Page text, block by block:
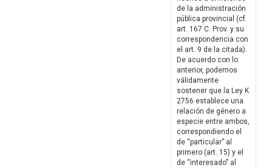
de la administración
pública provincial (cf.
art. 167 C. Prov. y su
correspondencia con
el art. 9 de la citada).
De acuerdo con lo
anterior, podemos
válidamente
sostener que la Ley K
2756 establece una
relación de género a
especie entre ambos,
correspondiendo el
de “particular” al
primero (art. 15) y el
de “interesado” al